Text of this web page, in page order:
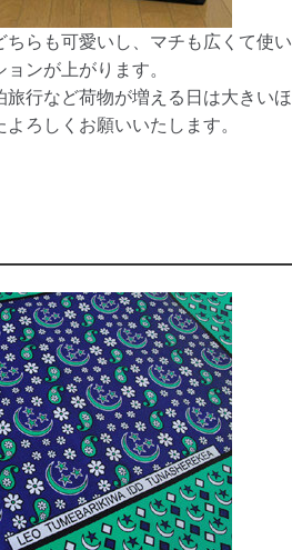
らも可愛いし、マチも広くて使い
ンが上がります。
行など荷物が増える日は大きいほ
ろしくお願いいたします。